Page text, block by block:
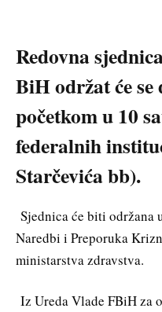
Redovna
BiH održat će se
početkom u 10
federalnih
Starčevića bb).
Sjednica će biti održana
Naredbi i Preporuka
ministarstva zdravstva.
Iz Ureda Vlade FBiH za